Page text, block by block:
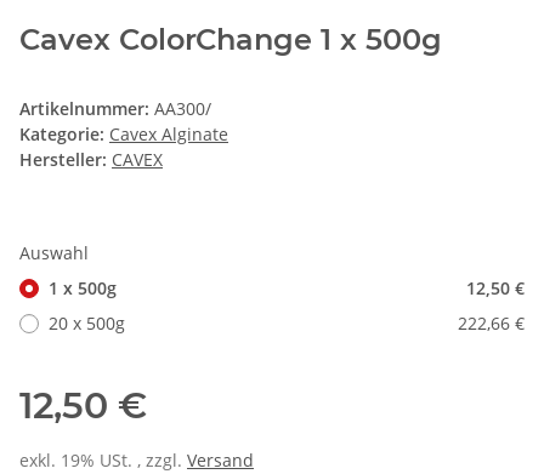
Cavex ColorChange 1 x 500g
Artikelnummer: AA300/
Kategorie: Cavex Alginate
Hersteller: CAVEX
Auswahl
1 x 500g
12,50 €
20 x 500g
222,66 €
12,50 €
exkl. 19% USt. , zzgl. Versand